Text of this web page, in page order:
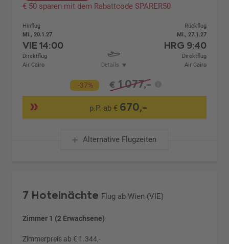
€ 50 sparen mit dem Rabattcode SPARER50
Hinflug
Mi., 20.1.27
VIE14:00
Direktflug
Air Cairo
Details
Rückflug
Mi., 27.1.27
HRG 9:40
Direktflug
Air Cairo
-37% € 1.077,-
p.P. ab € 670,-
Alternative Flugzeiten
7 Hotelnächte Flug ab Wien (VIE)
Zimmer 1 (2 Erwachsene)
Zimmerpreis ab € 1.344,-